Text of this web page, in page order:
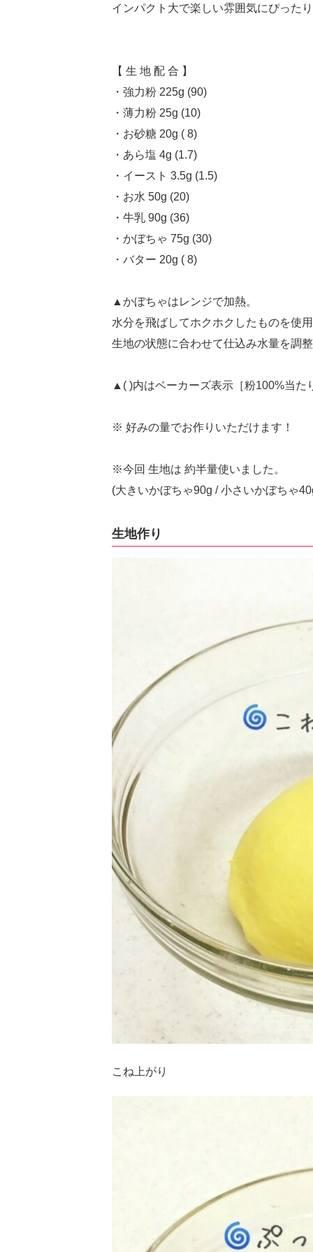
インパクト大で楽しい雰囲気にぴった
【 生 地 配 合 】
・強力粉 225g (90)
・薄力粉 25g (10)
・お砂糖 20g ( 8)
・あら塩 4g (1.7)
・イースト 3.5g (1.5)
・お水 50g (20)
・牛乳 90g (36)
・かぼちゃ 75g (30)
・バター 20g ( 8)
▲かぼちゃはレンジで加熱。
水分を飛ばしてホクホクしたものを使
生地の状態に合わせて仕込み水量を調
▲( )内はベーカーズ表示［粉100%当た
※ 好みの量でお作りいただけます！
※今回 生地は 約半量使いました。
(大きいかぼちゃ90g / 小さいかぼちゃ
生地作り
こね上がり